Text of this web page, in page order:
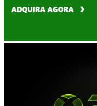
ADQUIRA AGORA